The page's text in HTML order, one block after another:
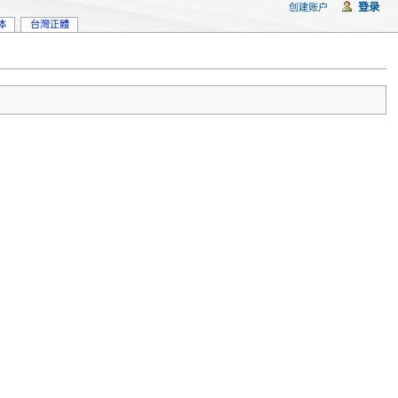
台灣正體
创建账户 登录